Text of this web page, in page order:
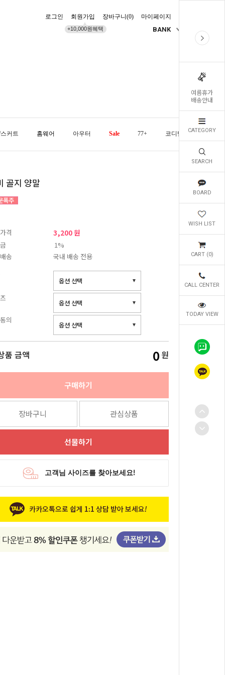
여름휴가
배송안내
CATEGORY
SEARCH
BOARD
WISH LIST
CART (0)
CALL CENTER
TODAY VIEW
로그인 회원가입
+10,000원혜택
장바구니(0) 마이페이지
BANK
커트 홈웨어 아우터 Sale 77+ 코디템 오늘발송
골지 양말
격 3,200 원
1%
송
국내 배송 전용
의
품 금액 0 원
구매하기
장바구니 관심상품
선물하기